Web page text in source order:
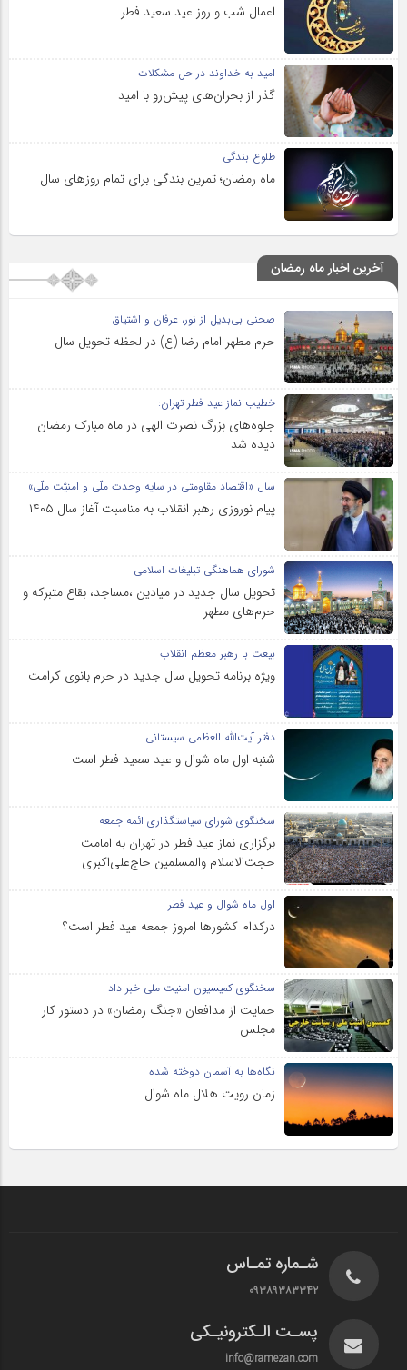
اعمال شب و روز عید سعید فطر
امید به خداوند در حل مشکلات
گذر از بحران‌های پیش‌رو با امید
طلوع بندگی
ماه رمضان؛ تمرین بندگی برای تمام روزهای سال
آخرین اخبار ماه رمضان
صحنی بی‌بدیل از نور، عرفان و اشتیاق
حرم مطهر امام رضا (ع) در لحظه تحویل سال
خطیب نماز عید فطر تهران:
جلوه‌های بزرگ نصرت الهی در ماه مبارک رمضان
دیده شد
سال «اقتصاد مقاومتی در سایه وحدت ملّی و امنیّت ملّی»
پیام نوروزی رهبر انقلاب به مناسبت آغاز سال ۱۴۰۵
شورای هماهنگی تبلیغات اسلامی
تحویل سال‌ جدید در میادین ،مساجد، بقاع متبرکه‌ و
حرم‌های‌ مطهر
بیعت با رهبر معظم انقلاب
ویژه برنامه تحویل سال جدید در حرم بانوی کرامت
دفتر آیت‌الله العظمی سیستانی
شنبه اول ماه شوال و عید سعید فطر است
سخنگوی شورای سیاستگذاری ائمه جمعه
برگزاری نماز عید فطر در تهران به امامت
حجت‌الاسلام والمسلمین حاج‌علی‌اکبری
اول ماه شوال و عید فطر
درکدام کشورها امروز جمعه عید فطر است؟
سخنگوی کمیسیون امنیت ملی خبر داد
حمایت از مدافعان «جنگ رمضان» در دستور کار
مجلس
نگاه‌ها به آسمان دوخته شده
زمان رویت هلال ماه شوال
شـماره تمـاس
۰۹۳۸۹۳۸۳۳۴۲
پسـت الـکترونیـکی
info@ramezan.com